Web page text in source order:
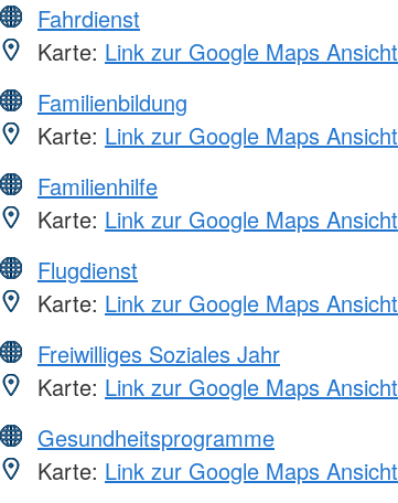
Fahrdienst
Karte: Link zur Google Maps Ansicht
Familienbildung
Karte: Link zur Google Maps Ansicht
Familienhilfe
Karte: Link zur Google Maps Ansicht
Flugdienst
Karte: Link zur Google Maps Ansicht
Freiwilliges Soziales Jahr
Karte: Link zur Google Maps Ansicht
Gesundheitsprogramme
Karte: Link zur Google Maps Ansicht